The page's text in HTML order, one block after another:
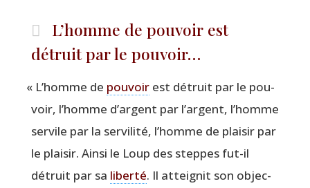
L’homme de pouvoir est
détruit par le pouvoir…
« L’homme de pou­voir est détruit par le pou­
voir, l’homme d’argent par l’argent, l’homme
ser­vile par la ser­vi­li­té, l’homme de plai­sir par
le plai­sir. Ain­si le Loup des steppes fut-il
détruit par sa liber­té. Il attei­gnit son objec­